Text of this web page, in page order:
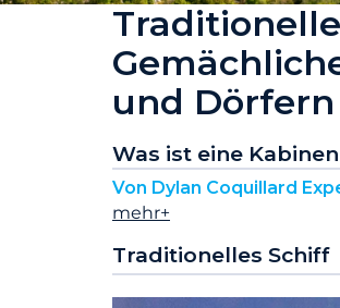
und Dörfern
Was ist eine
Von Dylan Coquillard
mehr+
Traditionelles Schiff